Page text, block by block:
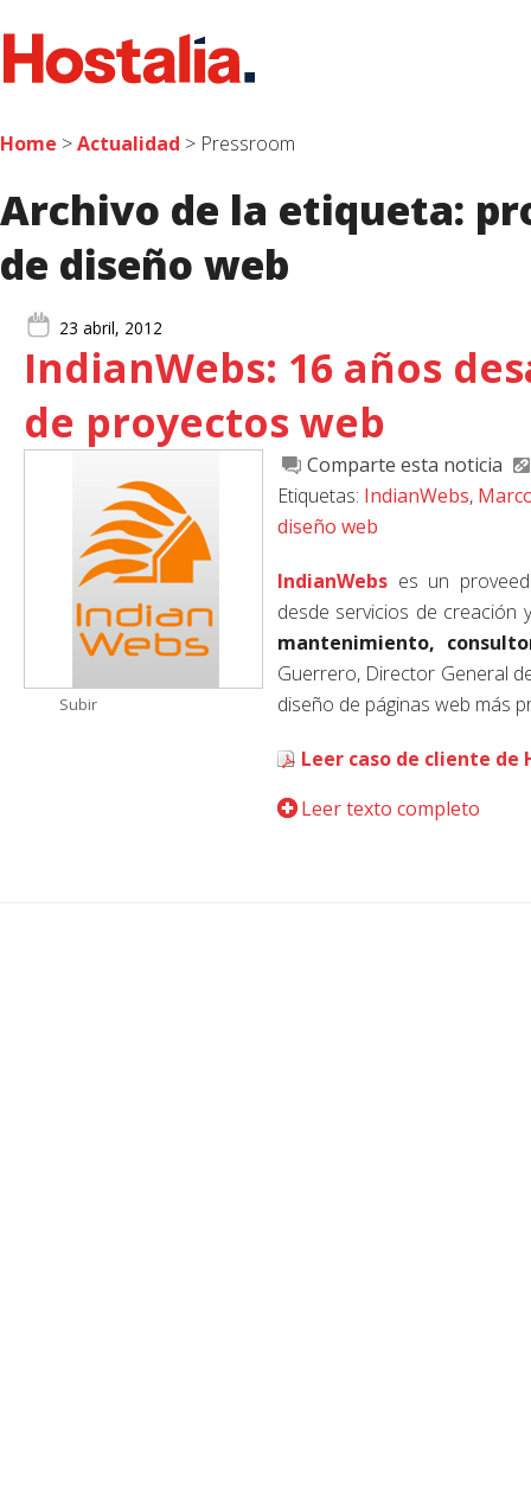
Home >Actualidad > Pressroom
Archivo de la etiqueta:
de diseño web
23 abril, 2012
IndianWebs: 16 años
de proyectos web
Comparte esta noticia
Etiquetas: IndianWebs,
diseño web
IndianWebs es un
desde servicios de creación
mantenimiento,
Guerrero, Director General
diseño de páginas web más
Leer caso de cliente de
Leer texto completo
Subir